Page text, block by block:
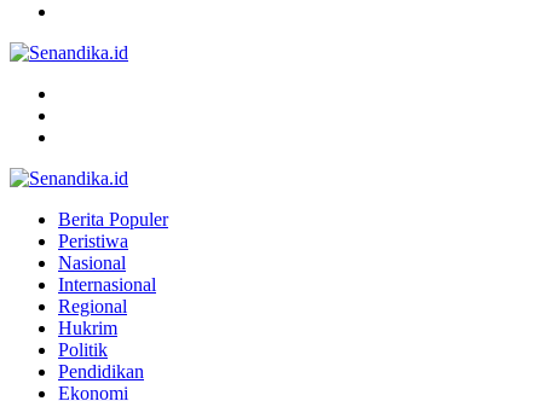
Berita Populer
Peristiwa
Nasional
Internasional
Regional
Hukrim
Politik
Pendidikan
Ekonomi